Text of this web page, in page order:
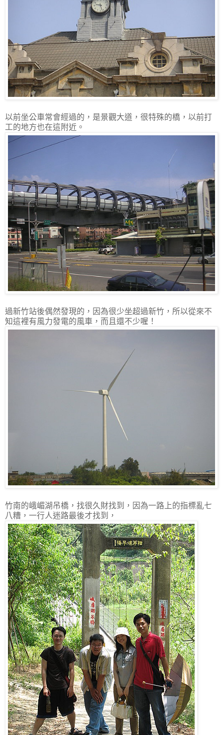
以前坐公車常會經過的，是景觀大道，很特殊的橋，以前打
工的地方也在這附近。
過新竹站後偶然發現的，因為很少坐超過新竹，所以從來不
知這裡有風力發電的風車，而且還不少喔！
竹南的峨嵋湖吊橋，找很久財找到，因為一路上的指標亂七
八糟，一行人迷路最後才找到，